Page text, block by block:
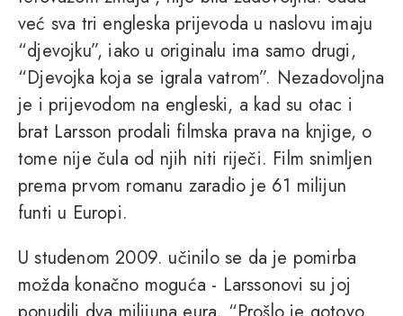
već sva tri engleska prijevoda u naslovu imaju
“djevojku”, iako u originalu ima samo drugi,
“Djevojka koja se igrala vatrom”. Nezadovoljna
je i prijevodom na engleski, a kad su otac i
brat Larsson prodali filmska prava na knjige, o
tome nije čula od njih niti riječi. Film snimljen
prema prvom romanu zaradio je 61 milijun
funti u Europi.
U studenom 2009. učinilo se da je pomirba
možda konačno moguća - Larssonovi su joj